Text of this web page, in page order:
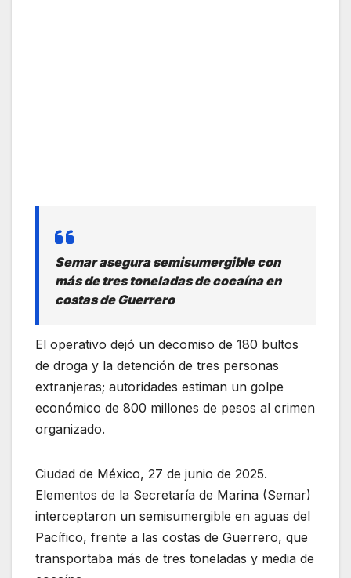
Semar asegura semisumergible con
más de tres toneladas de cocaína en
costas de Guerrero
El operativo dejó un decomiso de 180 bultos
de droga y la detención de tres personas
extranjeras; autoridades estiman un golpe
económico de 800 millones de pesos al crimen
organizado.
Ciudad de México, 27 de junio de 2025.
Elementos de la Secretaría de Marina (Semar)
interceptaron un semisumergible en aguas del
Pacífico, frente a las costas de Guerrero, que
transportaba más de tres toneladas y media de